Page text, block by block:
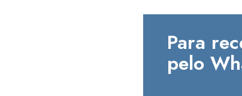
Para
pelo